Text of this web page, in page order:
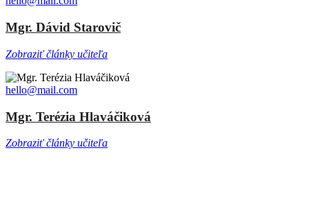
Mgr. Dávid Starovič
Zobraziť články učiteľa
hello@mail.com
Mgr. Terézia Hlaváčiková
Zobraziť články učiteľa